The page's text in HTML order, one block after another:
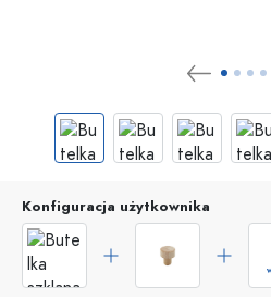
Konfiguracja użytkownika